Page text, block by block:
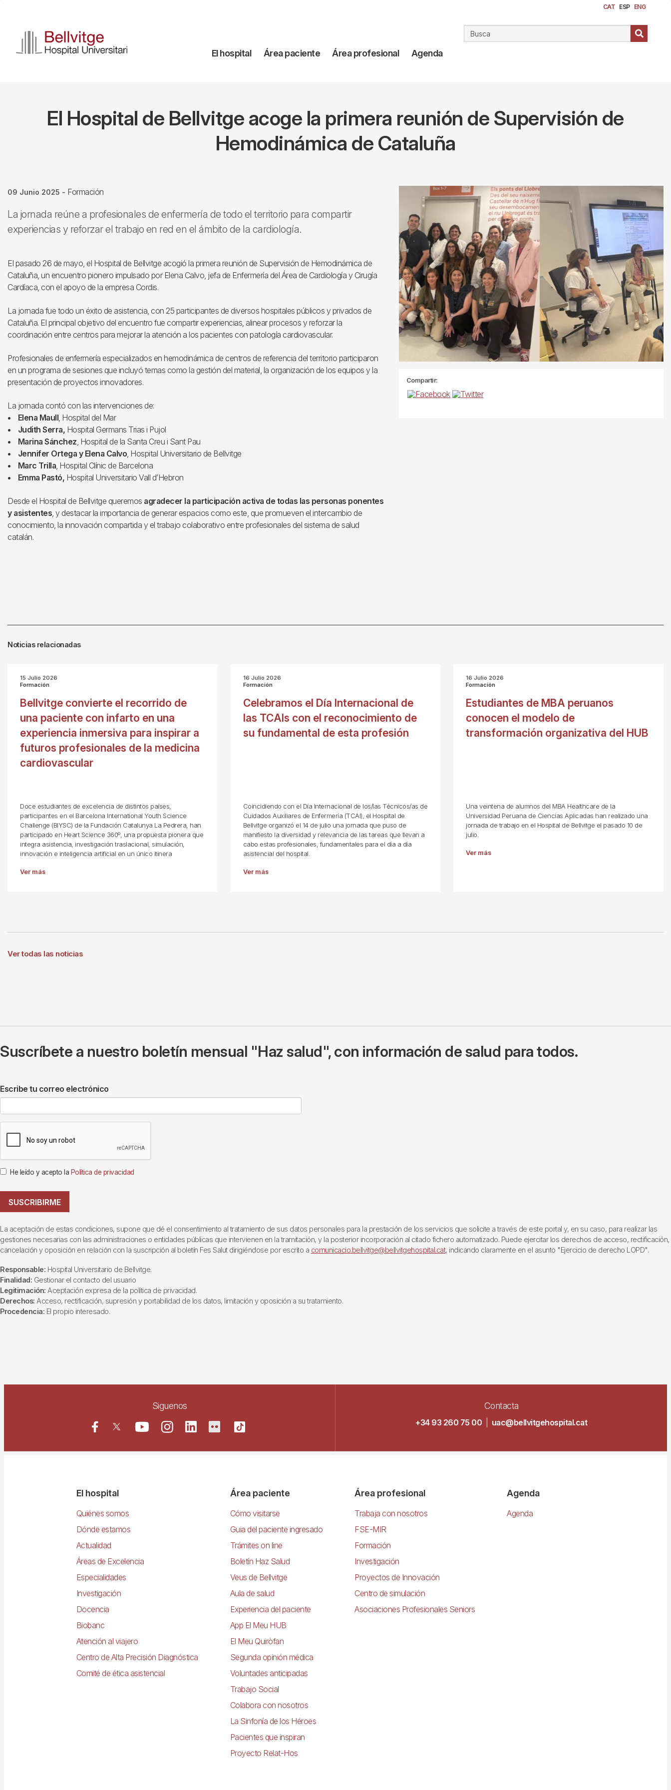
contenido
principal
CAT ESP ENG
Navegación
El hospital Área paciente Área profesional Agenda
El Hospital de Bellvitge acoge la primera reunión de Supervisión de
Hemodinámica de Cataluña
09 Junio 2025 - Formación
La jornada reúne a profesionales de enfermería de todo el territorio para compartir
experiencias y reforzar el trabajo en red en el ámbito de la cardiología.
El pasado 26 de mayo, el Hospital de Bellvitge acogió la primera reunión de Supervisión de Hemodinámica de
Cataluña, un encuentro pionero impulsado por Elena Calvo, jefa de Enfermería del Área de Cardiología y Cirugía
Cardíaca, con el apoyo de la empresa Cordis.
La jornada fue todo un éxito de asistencia, con 25 participantes de diversos hospitales públicos y privados de
Cataluña. El principal objetivo del encuentro fue compartir experiencias, alinear procesos y reforzar la
coordinación entre centros para mejorar la atención a los pacientes con patología cardiovascular.
Profesionales de enfermería especializados en hemodinámica de centros de referencia del territorio participaron
en un programa de sesiones que incluyó temas como la gestión del material, la organización de los equipos y la
presentación de proyectos innovadores.
La jornada contó con las intervenciones de:
• Elena Maull, Hospital del Mar
• Judith Serra, Hospital Germans Trias i Pujol
• Marina Sánchez, Hospital de la Santa Creu i Sant Pau
• Jennifer Ortega y Elena Calvo, Hospital Universitario de Bellvitge
• Marc Trilla, Hospital Clínic de Barcelona
• Emma Pastó, Hospital Universitario Vall d’Hebron
Desde el Hospital de Bellvitge queremos agradecer la participación activa de todas las personas ponentes
y asistentes, y destacar la importancia de generar espacios como este, que promueven el intercambio de
conocimiento, la innovación compartida y el trabajo colaborativo entre profesionales del sistema de salud
catalán.
Compartir:
Noticias relacionadas
15 Julio 2026
Formación
Bellvitge convierte el recorrido de
una paciente con infarto en una
experiencia inmersiva para inspirar a
futuros profesionales de la medicina
cardiovascular
Doce estudiantes de excelencia de distintos países,
participantes en el Barcelona International Youth Science
Challenge (BIYSC) de la Fundación Catalunya La Pedrera, han
participado en Heart Science 360º, una propuesta pionera que
integra asistencia, investigación traslacional, simulación,
innovación e inteligencia artificial en un único itinera
Ver más
16 Julio 2026
Formación
Celebramos el Día Internacional de
las TCAIs con el reconocimiento de
su fundamental de esta profesión
Coincidiendo con el Día Internacional de los/las Técnicos/as de
Cuidados Auxiliares de Enfermería (TCAI), el Hospital de
Bellvitge organizó el 14 de julio una jornada que puso de
manifiesto la diversidad y relevancia de las tareas que llevan a
cabo estas profesionales, fundamentales para el día a día
asistencial del hospital.
Ver más
16 Julio 2026
Formación
Estudiantes de MBA peruanos
conocen el modelo de
transformación organizativa del HUB
Una veintena de alumnos del MBA Healthcare de la
Universidad Peruana de Ciencias Aplicadas han realizado una
jornada de trabajo en el Hospital de Bellvitge el pasado 10 de
julio.
Ver más
Ver todas las noticias
Suscríbete a nuestro boletín mensual "Haz salud", con información de salud para todos.
Escribe tu correo electrónico
He leído y acepto la Política de privacidad
SUSCRIBIRME
La aceptación de estas condiciones, supone que dé el consentimiento al tratamiento de sus datos personales para la prestación de los servicios que solicite a través de este portal y, en su caso, para realizar las
gestiones necesarias con las administraciones o entidades públicas que intervienen en la tramitación, y la posterior incorporación al citado fichero automatizado. Puede ejercitar los derechos de acceso, rectificación,
cancelación y oposición en relación con la suscripción al boletín Fes Salut dirigiéndose por escrito a comunicacio.bellvitge@bellvitgehospital.cat, indicando claramente en el asunto "Ejercicio de derecho LOPD".
Responsable: Hospital Universitario de Bellvitge.
Finalidad: Gestionar el contacto del usuario
Legitimación: Aceptación expresa de la política de privacidad.
Derechos: Acceso, rectificación, supresión y portabilidad de los datos, limitación y oposición a su tratamiento.
Procedencia: El propio interesado.
Siguenos Contacta
+34 93 260 75 00 uac@bellvitgehospital.cat
NavegacióEl hospital
Quiénes somos
Dónde estamos
Actualidad
Áreas de Excelencia
Especialidades
Investigación
Docencia
Biobanc
Atención al viajero
Centro de Alta Precisión Diagnóstica
Comité de ética asistencial
Área paciente
Cómo visitarse
Guia del paciente ingresado
Trámites on line
Boletín Haz Salud
Veus de Bellvitge
Aula de salud
Experiencia del paciente
App El Meu HUB
El Meu Quiròfan
Segunda opinión médica
Voluntades anticipadas
Trabajo Social
Colabora con nosotros
La Sinfonía de los Héroes
Pacientes que inspiran
Proyecto Relat-Hos
Área profesional
Trabaja con nosotros
FSE-MIR
Formación
Investigación
Proyectos de Innovación
Centro de simulación
Asociaciones Profesionales Seniors
Agenda
Agenda